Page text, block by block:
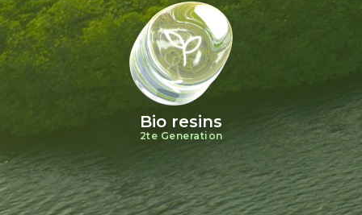
Bio resins
2te Generation